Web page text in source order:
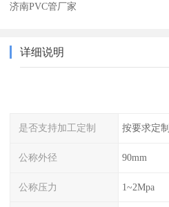
济南PVC管厂家
详细说明
是否支持加工定制 按要求定制
公称外径 90mm
公称压力 1~2Mpa